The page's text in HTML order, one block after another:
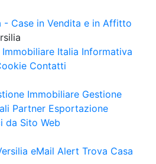
Italia Informativa
Contatti
Immobiliare Gestione
Partner Esportazione
da Sito Web
eMail Alert Trova Casa